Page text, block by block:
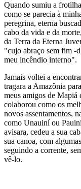
Quando sumiu a
como se parecia à
peregrina, eterna
cabo da vida e da
da Terra da Eterna
"cujo abraço sem fim -
meu incêndio interno".
Jamais voltei a
tragara a Amazônia
meus amigos de Mapiá
colaborou como os
novos assentamentos,
como Unauiní ou
avisara, cedeu a sua
sua canoa, com
seguindo a corrente,
vê-lo.